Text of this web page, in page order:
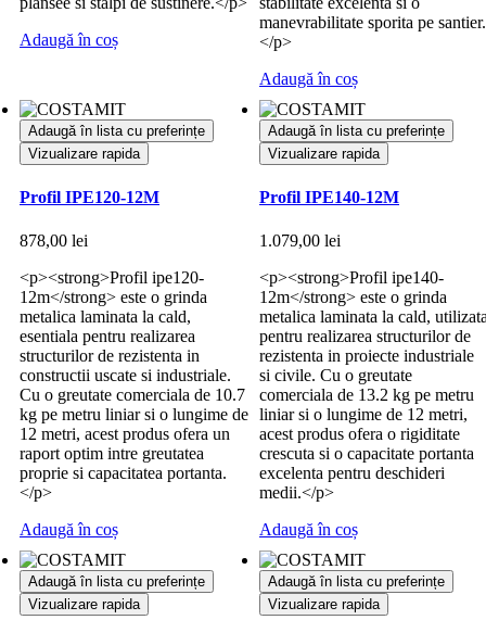
Adaugă în coș
manevrabilitate sporita pe santier.
</p>
Adaugă în coș
Adaugă în lista cu preferințe
Vizualizare rapida
Profil IPE120-12M
878,00 lei
<p><strong>Profil ipe120-
12m</strong> este o grinda
metalica laminata la cald,
esentiala pentru realizarea
structurilor de rezistenta in
constructii uscate si industriale.
Cu o greutate comerciala de 10.7
kg pe metru liniar si o lungime de
12 metri, acest produs ofera un
raport optim intre greutatea
proprie si capacitatea portanta.
</p>
Adaugă în coș
Adaugă în lista cu preferințe
Vizualizare rapida
Profil IPE140-12M
1.079,00 lei
<p><strong>Profil ipe140-
12m</strong> este o grinda
metalica laminata la cald,
pentru realizarea structurilor de
rezistenta in proiecte industriale
si civile. Cu o greutate
comerciala de 13.2 kg pe metru
liniar si o lungime de 12 metri,
acest produs ofera o rigiditate
crescuta si o capacitate portanta
excelenta pentru deschideri
medii.</p>
Adaugă în coș
Adaugă în lista cu preferințe
Vizualizare rapida
Adaugă în lista cu preferințe
Vizualizare rapida